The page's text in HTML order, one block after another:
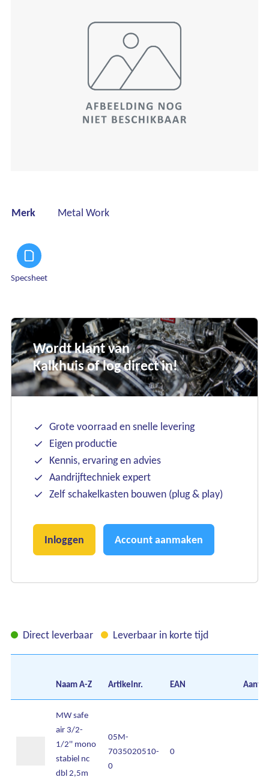
Merk Metal Work
Specsheet
Wordt klant van
Kalkhuis of log direct in!
Grote voorraad en snelle levering
Eigen productie
Kennis, ervaring en advies
Aandrijftechniek expert
Zelf schakelkasten bouwen (plug & play)
Inloggen Account aanmaken
Direct leverbaar Leverbaar in korte tijd
NaamA-Z Artikelnr. EAN Aantal
MW safe
air 3/2-
1/2'' mono
stabiel nc
dbl 2,5m
05M-
7035020510-
0
0